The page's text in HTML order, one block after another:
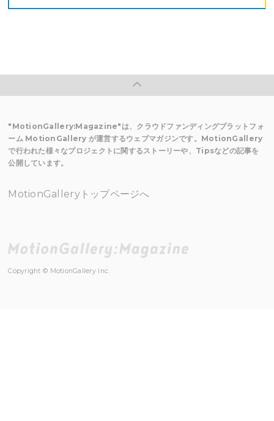
"MotionGallery:Magazine"は、クラウドファンディングプラットフォ
ーム MotionGallery が運営するウェブマガジンです。MotionGallery
で行われた様々なプロジェクトに関するストーリーや、Tipsなどの記事を
公開しています。
MotionGalleryトップページへ
Copyright © MotionGallery Inc.